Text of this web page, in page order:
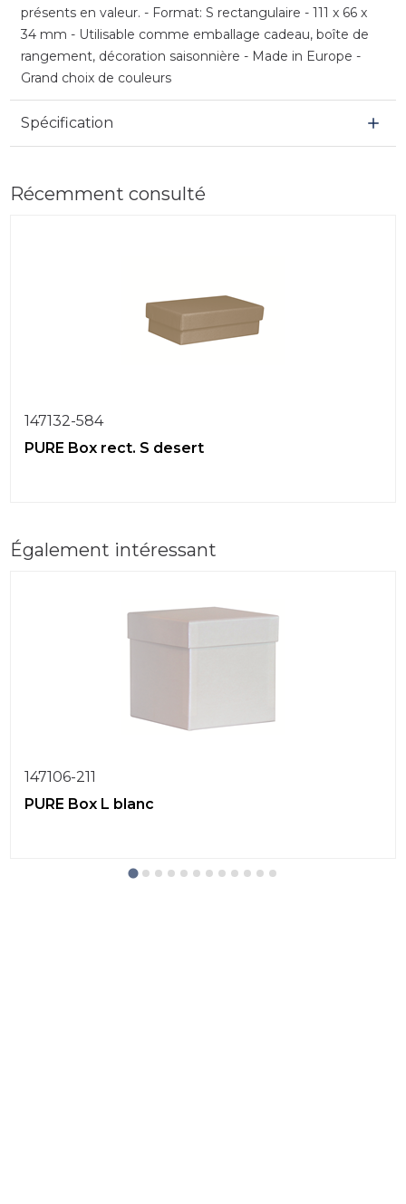
présents en valeur. - Format: S rectangulaire - 111 x 66 x
34 mm - Utilisable comme emballage cadeau, boîte de
rangement, décoration saisonnière - Made in Europe -
Grand choix de couleurs
Spécification
Récemment consulté
147132-584
PURE Box rect. S desert
Également intéressant
147106-211
PURE Box L blanc